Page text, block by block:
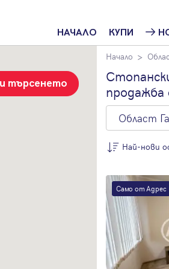
НАЧАЛО КУПИ
Намери
Защо да купя
имот с
Адрес?
Начало
търсенето
Най-нови
Най-нови
оферти
Цена на
С намалена
цена
Само от Адрес